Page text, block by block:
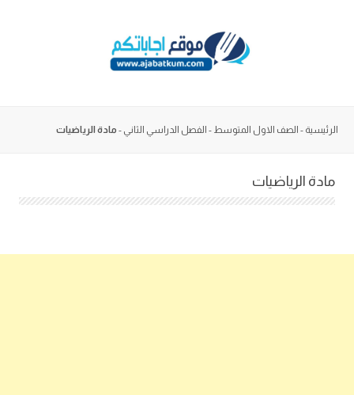
الرئيسية - الصف الاول المتوسط - الفصل الدراسي الثاني - مادة الرياضيات
مادة الرياضيات